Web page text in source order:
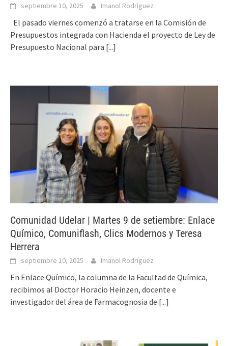
septiembre 10, 2025 Imanol Rodríguez
El pasado viernes comenzó a tratarse en la Comisión de
Presupuestos integrada con Hacienda el proyecto de Ley de
Presupuesto Nacional para [...]
Comunidad Udelar | Martes 9 de setiembre: Enlace
Químico, Comuniflash, Clics Modernos y Teresa
Herrera
septiembre 10, 2025 Imanol Rodríguez
En Enlace Químico, la columna de la Facultad de Química,
recibimos al Doctor Horacio Heinzen, docente e
investigador del área de Farmacognosia de [...]